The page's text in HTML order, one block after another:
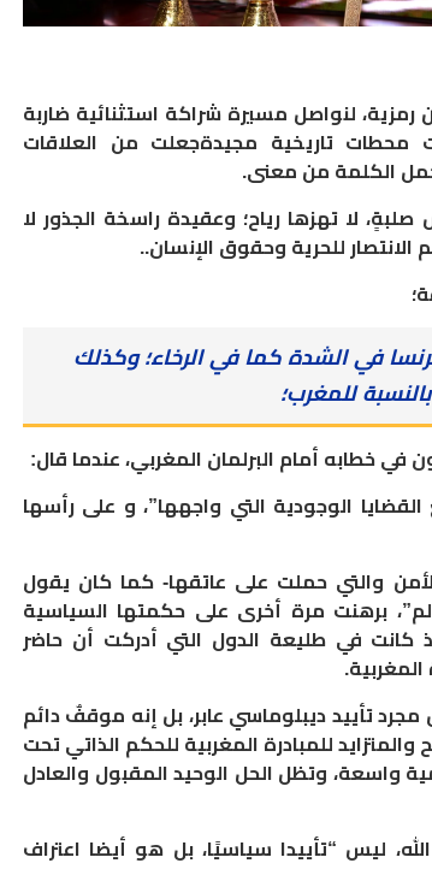
لنواصل مسيرة شراكة استثنائية ضاربة
محطات تاريخية مجيدةجعلت من العلاقات
الكلمة من معنى.
لا تهزها رياح؛ وعقيدة راسخة الجذور لا
للحرية وحقوق الإنسان..
في الشدة كما في الرخاء؛ وكذلك
للمغرب؛
خطابه أمام البرلمان المغربي، عندما قال:
الوجودية التي واجهها”، و على رأسها
والتي حملت على عاتقها- كما كان يقول
برهنت مرة أخرى على حكمتها السياسية
إذ كانت في طليعة الدول التي أدركت أن حاضر
تأييد ديبلوماسي عابر، بل إنه موقفٌ دائم
للمبادرة المغربية للحكم الذاتي تحت
واسعة، وتظل الحل الوحيد المقبول والعادل
ليس “تأييدا سياسيًا، بل هو أيضا اعتراف